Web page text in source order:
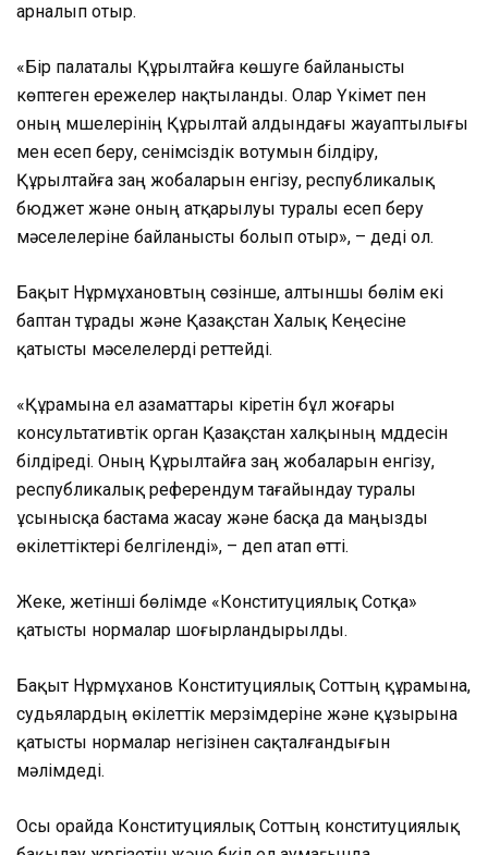
арналып отыр.
«Бір палаталы Құрылтайға көшуге байланысты
көптеген ережелер нақтыланды. Олар Үкімет пен
оның мүшелерінің Құрылтай алдындағы жауаптылығы
мен есеп беру, сенімсіздік вотумын білдіру,
Құрылтайға заң жобаларын енгізу, республикалық
бюджет және оның атқарылуы туралы есеп беру
мәселелеріне байланысты болып отыр», – деді ол.
Бақыт Нұрмұхановтың сөзінше, алтыншы бөлім екі
баптан тұрады және Қазақстан Халық Кеңесіне
қатысты мәселелерді реттейді.
«Құрамына ел азаматтары кіретін бұл жоғары
консультативтік орган Қазақстан халқының мүддесін
білдіреді. Оның Құрылтайға заң жобаларын енгізу,
республикалық референдум тағайындау туралы
ұсынысқа бастама жасау және басқа да маңызды
өкілеттіктері белгіленді», – деп атап өтті.
Жеке, жетінші бөлімде «Конституциялық Сотқа»
қатысты нормалар шоғырландырылды.
Бақыт Нұрмұханов Конституциялық Соттың құрамына,
судьялардың өкілеттік мерзімдеріне және құзырына
қатысты нормалар негізінен сақталғандығын
мәлімдеді.
Осы орайда Конституциялық Соттың конституциялық